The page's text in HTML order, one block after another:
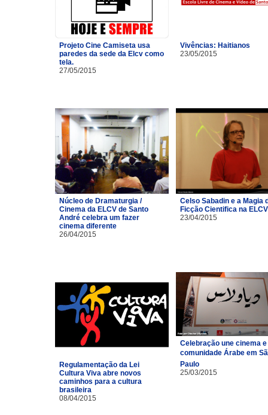
Projeto Cine Camiseta usa
paredes da sede da Elcv como
tela.
27/05/2015
Vivências: Haitianos
23/05/2015
Núcleo de Dramaturgia /
Cinema da ELCV de Santo
André celebra um fazer
cinema diferente
26/04/2015
Celso Sabadin e a Magia
Ficção Cientifica na ELCV
23/04/2015
Regulamentação da Lei
Cultura Viva abre novos
caminhos para a cultura
brasileira
08/04/2015
Celebração une cinema e
comunidade Árabe em
Paulo
25/03/2015